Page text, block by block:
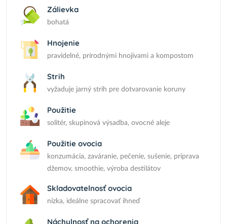
Zálievka
bohatá
Hnojenie
pravidelné, prírodnými hnojivami a kompostom
Strih
vyžaduje jarný strih pre dotvarovanie koruny
Použitie
solitér, skupinová výsadba, ovocné aleje
Použitie ovocia
konzumácia, zaváranie, pečenie, sušenie, príprava
džemov, smoothie, výroba destilátov
Skladovatelnosť ovocia
nízka, ideálne spracovať ihneď
Náchylnosť na ochorenia